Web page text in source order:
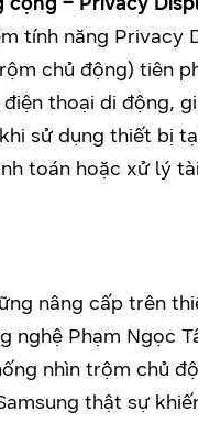
tính năng Privacy
chủ động) tiên
thoại di động,
sử dụng thiết bị
toán hoặc xử lý
nâng cấp trên
nghệ Phạm Ngọc
nhìn trộm chủ
thật sự